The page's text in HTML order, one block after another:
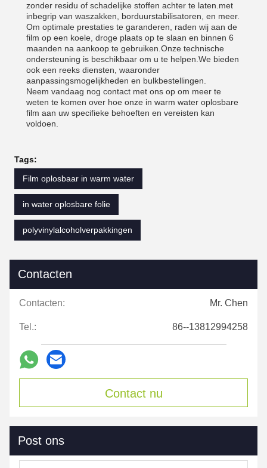
zonder residu of schadelijke stoffen achter te laten.met
inbegrip van waszakken, borduurstabilisatoren, en meer.
Om optimale prestaties te garanderen, raden wij aan de
film op een koele, droge plaats op te slaan en binnen 6
maanden na aankoop te gebruiken.Onze technische
ondersteuning is beschikbaar om u te helpen.We bieden
ook een reeks diensten, waaronder
aanpassingsmogelijkheden en bulkbestellingen.
Neem vandaag nog contact met ons op om meer te
weten te komen over hoe onze in warm water oplosbare
film aan uw specifieke behoeften en vereisten kan
voldoen.
Tags:
Film oplosbaar in warm water
in water oplosbare folie
polyvinylalcoholverpakkingen
Contacten
Contacten: Mr. Chen
Tel.: 86--13812994258
Contact nu
Post ons